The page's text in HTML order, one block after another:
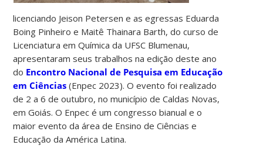
licenciando Jeison Petersen e as egressas Eduarda
Boing Pinheiro e Maitê Thainara Barth, do curso de
Licenciatura em Química da UFSC Blumenau,
apresentaram seus trabalhos na edição deste ano
do Encontro Nacional de Pesquisa em Educação
em Ciências (Enpec 2023). O evento foi realizado
de 2 a 6 de outubro, no município de Caldas Novas,
em Goiás. O Enpec é um congresso bianual e o
maior evento da área de Ensino de Ciências e
Educação da América Latina.